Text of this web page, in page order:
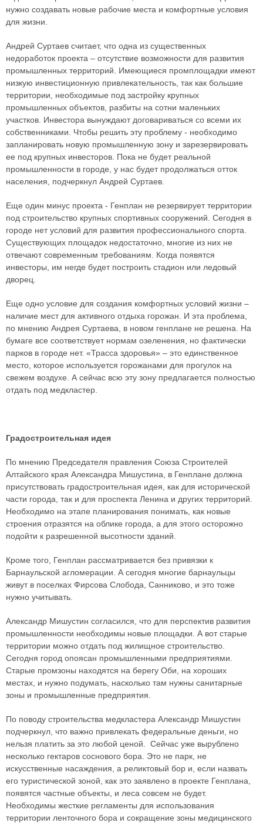
нужно создавать новые рабочие места и комфортные условия
для жизни.
Андрей Суртаев считает, что одна из существенных
недоработок проекта – отсутствие возможности для развития
промышленных территорий. Имеющиеся промплощадки имеют
низкую инвестиционную привлекательность, так как большие
территории, необходимые под застройку крупных
промышленных объектов, разбиты на сотни маленьких
участков. Инвестора вынуждают договариваться со всеми их
собственниками. Чтобы решить эту проблему - необходимо
запланировать новую промышленную зону и зарезервировать
ее под крупных инвесторов. Пока не будет реальной
промышленности в городе, у нас будет продолжаться отток
населения, подчеркнул Андрей Суртаев.
Еще один минус проекта - Генплан не резервирует территории
под строительство крупных спортивных сооружений. Сегодня в
городе нет условий для развития профессионального спорта.
Существующих площадок недостаточно, многие из них не
отвечают современным требованиям. Когда появятся
инвесторы, им негде будет построить стадион или ледовый
дворец.
Еще одно условие для создания комфортных условий жизни –
наличие мест для активного отдыха горожан. И эта проблема,
по мнению Андрея Суртаева, в новом генплане не решена. На
бумаге все соответствует нормам озеленения, но фактически
парков в городе нет. «Трасса здоровья» – это единственное
место, которое используется горожанами для прогулок на
свежем воздухе. А сейчас всю эту зону предлагается полностью
отдать под медкластер.
Градостроительная идея
По мнению Председателя правления Союза Строителей
Алтайского края Александра Мишустина, в Генплане должна
присутствовать градостроительная идея, как для исторической
части города, так и для проспекта Ленина и других территорий.
Необходимо на этапе планирования понимать, как новые
строения отразятся на облике города, а для этого осторожно
подойти к разрешенной высотности зданий.
Кроме того, Генплан рассматривается без привязки к
Барнаульской агломерации. А сегодня многие барнаульцы
живут в поселках Фирсова Слобода, Санниково, и это тоже
нужно учитывать.
Александр Мишустин согласился, что для перспектив развития
промышленности необходимы новые площадки. А вот старые
территории можно отдать под жилищное строительство.
Сегодня город опоясан промышленными предприятиями.
Старые промзоны находятся на берегу Оби, на хороших
местах, и нужно подумать, насколько там нужны санитарные
зоны и промышленные предприятия.
По поводу строительства медкластера Александр Мишустин
подчеркнул, что важно привлекать федеральные деньги, но
нельзя платить за это любой ценой. Сейчас уже вырублено
несколько гектаров соснового бора. Это не парк, не
искусственные насаждения, а реликтовый бор и, если назвать
его туристической зоной, как это заявлено в проекте Генплана,
появятся частные объекты, и леса совсем не будет.
Необходимы жесткие регламенты для использования
территории ленточного бора и сокращение зоны медицинского